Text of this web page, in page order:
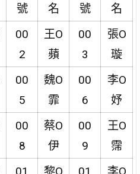
號
名
號
名
00
2
王O
蘋
00
3
張O
璇
00
5
魏O
霏
00
6
李O
妤
00
8
蔡O
伊
00
9
王O
霈
01
黎O
01
李O